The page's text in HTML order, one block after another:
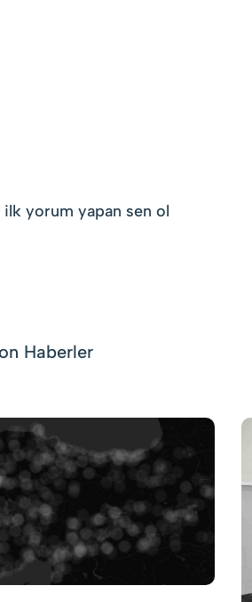
ilk yorum yapan sen ol
Haberler